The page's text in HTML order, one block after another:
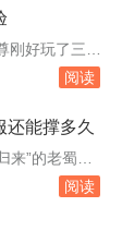
人动心，想
限的路子，
进去就是刑事
好玩了三个
三级，装备是
这个服，是
堵得严严实
面。这种热闹
阅读
能撑多久
”的老蜀门
公告，没有广
经排了三百
阅读